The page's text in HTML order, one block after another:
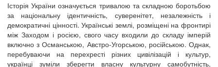
Історія України означується тривалою та складною боротьбою
за національну ідентичність, суверенітет, незалежність і
демократичні цінності. Українські землі, розміщені на фронтирі
між Заходом і росією, свого часу входили до складу імперій
включно з Османською, Австро-Угорською, російською. Однак,
перебуваючи на перехресті різних цивілізацій і культур,
українці зуміли зберегти власну культурну самобутність,